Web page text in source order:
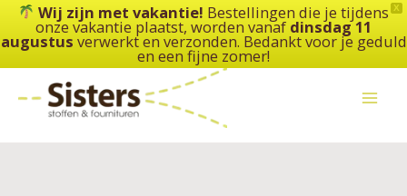
X
Wij zijn met vakantie! Bestellingen die je tijdens
onze vakantie plaatst, worden vanaf dinsdag 11
augustus verwerkt en verzonden. Bedankt voor je geduld
en een fijne zomer!
de
inhoud